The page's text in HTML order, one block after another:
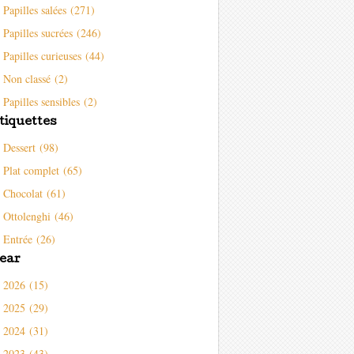
Papilles salées (271)
Papilles sucrées (246)
Papilles curieuses (44)
Non classé (2)
Papilles sensibles (2)
Dessert (98)
Plat complet (65)
Chocolat (61)
Ottolenghi (46)
Entrée (26)
2026 (15)
2025 (29)
2024 (31)